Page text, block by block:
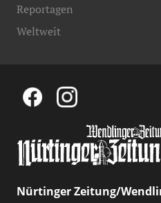
Reportagen
Weltweit
Nürtinger Zeitung/